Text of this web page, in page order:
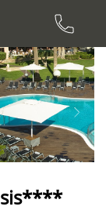
Next